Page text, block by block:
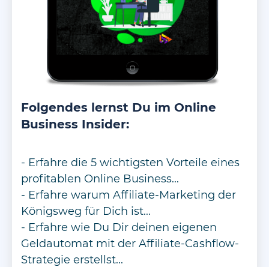
Folgendes lernst Du im Online
Business Insider:
- Erfahre die 5 wichtigsten Vorteile eines
profitablen Online Business...
- Erfahre warum Affiliate-Marketing der
Königsweg für Dich ist...
- Erfahre wie Du Dir deinen eigenen
Geldautomat mit der Affiliate-Cashflow-
Strategie erstellst...